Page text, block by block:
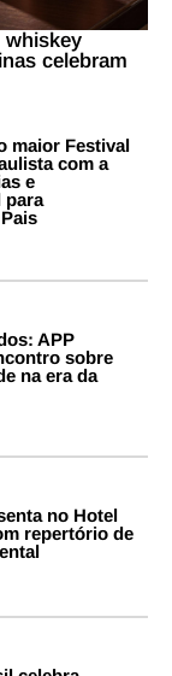
whiskey
celebram
maior Festival
com a
e
para
APP
sobre
na era da
no Hotel
repertório de